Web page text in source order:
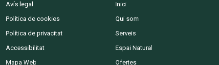
Avís legal
Política de cookies
Política de privacitat
Accessibilitat
Mapa Web
Inici
Qui som
Serveis
Espai Natural
Ofertes